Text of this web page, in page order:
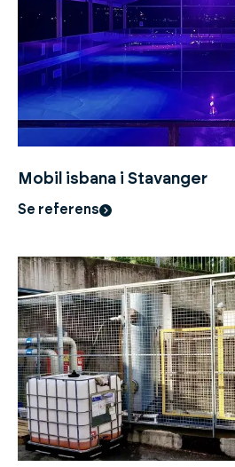
Mobil isbana i Stavanger
Se referens